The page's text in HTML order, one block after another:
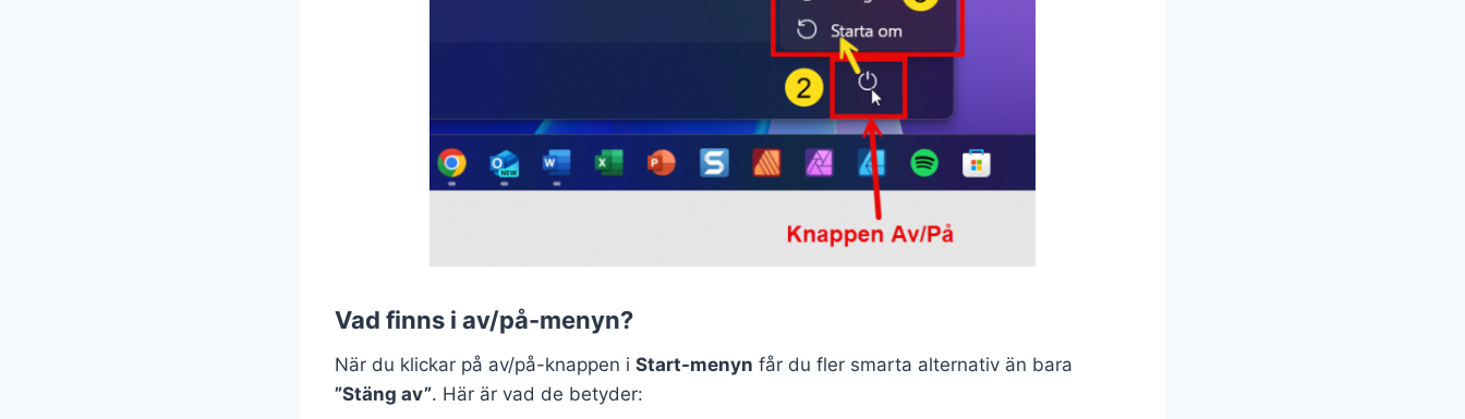
Vad finns i av/på-menyn?
När du klickar på av/på-knappen i Start-menyn får du fler smarta alternativ än bara
”Stäng av”. Här är vad de betyder: